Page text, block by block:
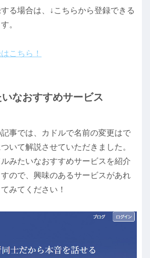
る場合は、↓こちらから登録できる
。
こちら！
なおすすめサービス
事では、カドルで名前の変更はで
いて解説させていただきました。
みたいなおすすめサービスを紹介
ので、興味のあるサービスがあれ
みてください！